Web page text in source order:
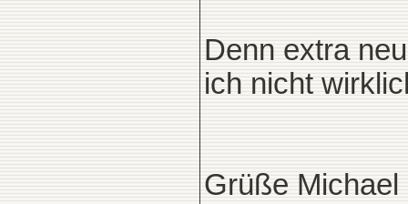
Denn extra
ich nicht
Grüße Michael